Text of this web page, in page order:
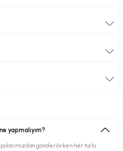
yapmalıyım?
gönderilirken her türlü